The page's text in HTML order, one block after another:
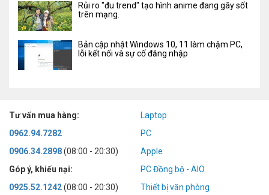
Rủi ro "đu trend" tạo hình anime đang gây sốt
trên mạng.
Bản cập nhật Windows 10, 11 làm chậm PC,
lỗi kết nối và sự cố đăng nhập
Tư vấn mua hàng:
0962.94.7282
0906.34.2898(08:00 - 20:30)
Góp ý, khiếu nại:
0925.52.1242(08:00 - 20:30)
Laptop
PC
Apple
PC Đồng bộ - AIO
Thiết bị văn phòng